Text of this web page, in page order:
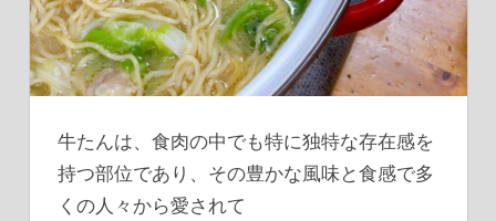
牛たんは、食肉の中でも特に独特な存在感を
持つ部位であり、その豊かな風味と食感で多
くの人々から愛されて